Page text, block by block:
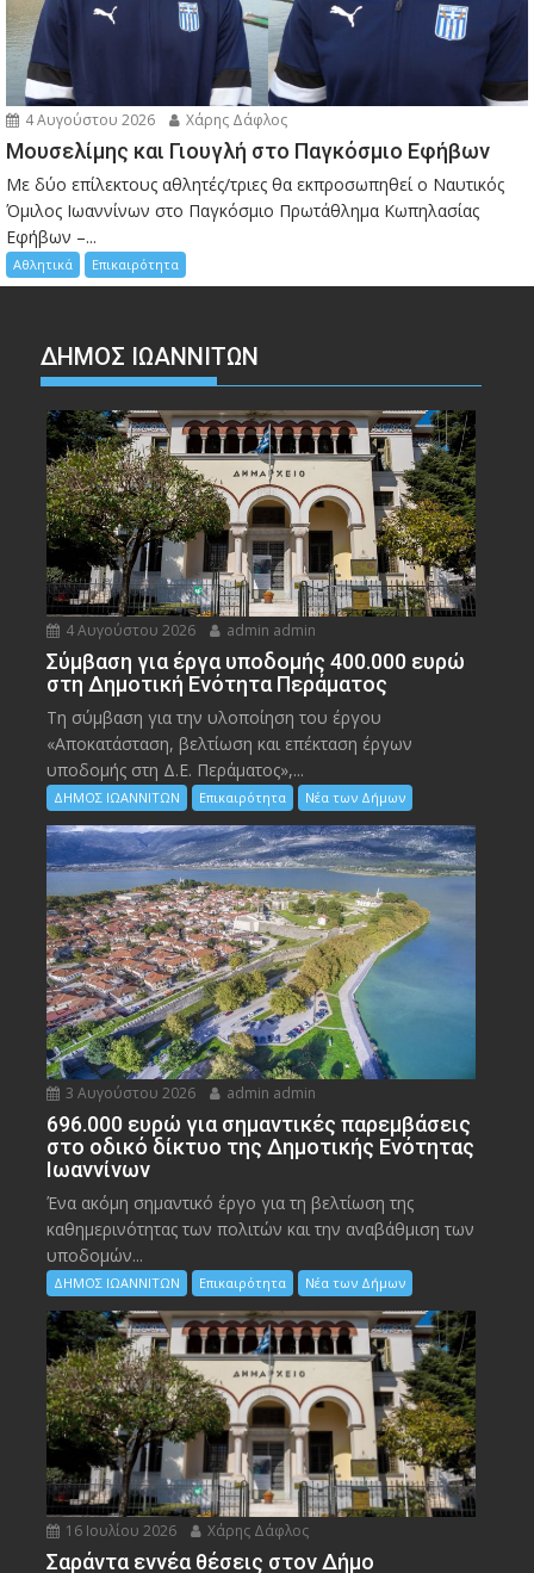
4 Αυγούστου 2026 Χάρης Δάφλος
Μουσελίμης και Γιουγλή στο Παγκόσμιο Εφήβων
Mε δύο επίλεκτους αθλητές/τριες θα εκπροσωπηθεί ο Ναυτικός
Όμιλος Ιωαννίνων στο Παγκόσμιο Πρωτάθλημα Κωπηλασίας
Εφήβων –...
Αθλητικά Επικαιρότητα
ΔΗΜΟΣ ΙΩΑΝΝΙΤΩΝ
4 Αυγούστου 2026 admin admin
Σύμβαση για έργα υποδομής 400.000 ευρώ
στη Δημοτική Ενότητα Περάματος
Τη σύμβαση για την υλοποίηση του έργου
«Αποκατάσταση, βελτίωση και επέκταση έργων
υποδομής στη Δ.Ε. Περάματος»,...
ΔΗΜΟΣ ΙΩΑΝΝΙΤΩΝ Επικαιρότητα Νέα των Δήμων
3 Αυγούστου 2026 admin admin
696.000 ευρώ για σημαντικές παρεμβάσεις
στο οδικό δίκτυο της Δημοτικής Ενότητας
Ιωαννίνων
Ένα ακόμη σημαντικό έργο για τη βελτίωση της
καθημερινότητας των πολιτών και την αναβάθμιση των
υποδομών...
ΔΗΜΟΣ ΙΩΑΝΝΙΤΩΝ Επικαιρότητα Νέα των Δήμων
16 Ιουλίου 2026 Χάρης Δάφλος
Σαράντα εννέα θέσεις στον Δήμο